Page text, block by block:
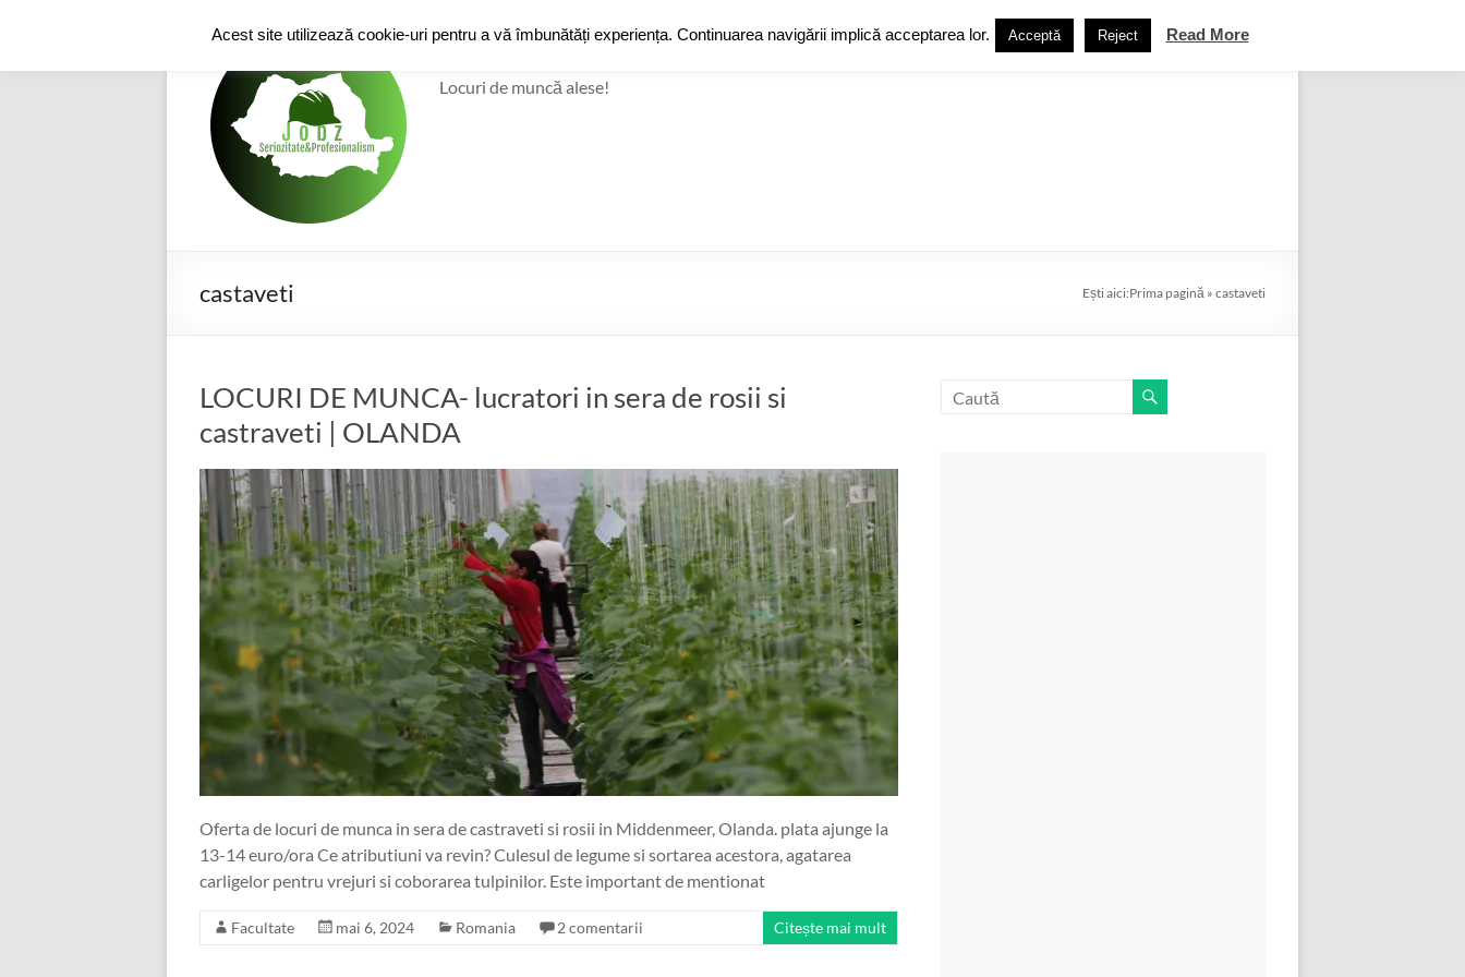
e-JobZ
Locuri de muncă alese!
Grup de Facebook Termeni și condiții
castaveti Ești aici:Prima pagină » castaveti
LOCURI DE MUNCA- lucratori in sera de rosii si
castraveti | OLANDA
Oferta de locuri de munca in sera de castraveti si rosii in Middenmeer, Olanda. plata ajunge la
13-14 euro/ora Ce atributiuni va revin? Culesul de legume si sortarea acestora, agatarea
carligelor pentru vrejuri si coborarea tulpinilor. Este important de mentionat
Facultate mai 6, 2024 Romania 2 comentarii Citește mai mult
Acest site utilizează cookie-uri pentru a vă îmbunătăți experiența. Continuarea navigării implică acceptarea lor. Acceptă Reject Read More